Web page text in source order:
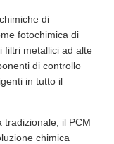
di
fotochimica di
filtri metallici ad alte
di controllo
in tutto il
tradizionale, il PCM
chimica